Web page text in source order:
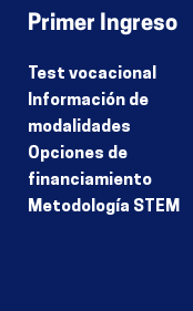
Primer Ingreso
Test vocacional
Información de
modalidades
Opciones de
financiamiento
Metodología STEM